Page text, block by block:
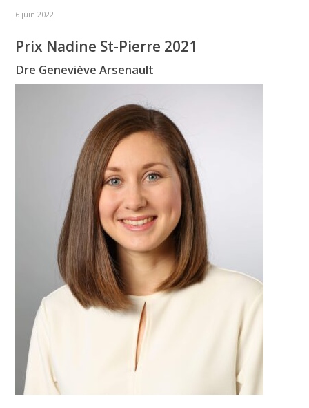
6 juin 2022
Prix Nadine St-Pierre 2021
Dre Geneviève Arsenault